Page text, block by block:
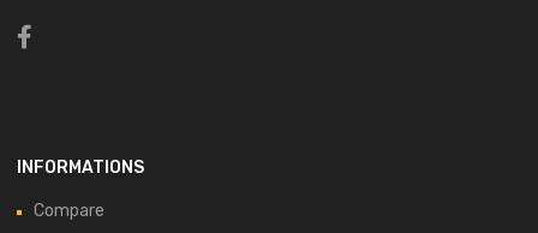
INFORMATIONS
Compare